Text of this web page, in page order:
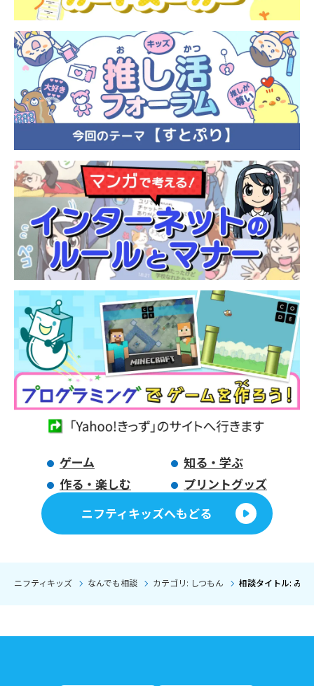
ゲーム
知る・学ぶ
作る・楽しむ
プリントグッズ
ニフティキッズへもどる
ニフティキッズ なんでも相談 カテゴリ: しつもん 相談タイトル: み